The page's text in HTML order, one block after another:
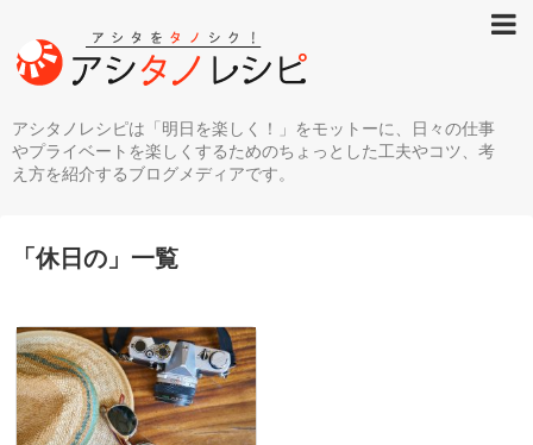
アシタノレシピは「明日を楽しく！」をモットーに、日々の仕事
やプライベートを楽しくするためのちょっとした工夫やコツ、考
え方を紹介するブログメディアです。
「 休日の 」 一覧